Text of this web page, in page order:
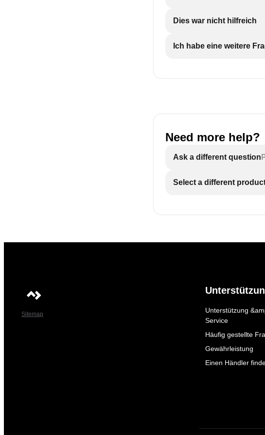
Dies war nicht hilfreich
Ich habe eine weitere
Need more help?
Ask a different question
Select a different
Sitemap
Unterstützung
Service
Häufig gestellte
Gewährleistung
Einen Händler